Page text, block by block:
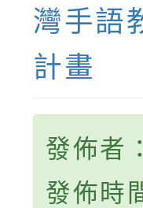
灣手語
計畫
發佈者
發佈時